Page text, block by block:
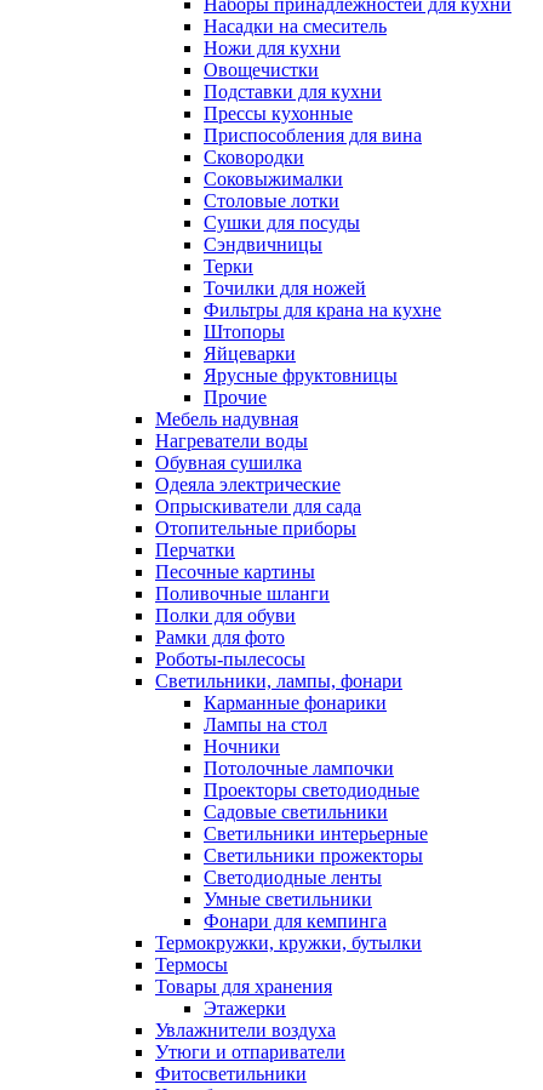
Наборы принадлежностей для кухни
Насадки на смеситель
Ножи для кухни
Овощечистки
Подставки для кухни
Прессы кухонные
Приспособления для вина
Сковородки
Соковыжималки
Столовые лотки
Сушки для посуды
Сэндвичницы
Терки
Точилки для ножей
Фильтры для крана на кухне
Штопоры
Яйцеварки
Ярусные фруктовницы
Прочие
Мебель надувная
Нагреватели воды
Обувная сушилка
Одеяла электрические
Опрыскиватели для сада
Отопительные приборы
Перчатки
Песочные картины
Поливочные шланги
Полки для обуви
Рамки для фото
Роботы-пылесосы
Светильники, лампы, фонари
Карманные фонарики
Лампы на стол
Ночники
Потолочные лампочки
Проекторы светодиодные
Садовые светильники
Светильники интерьерные
Светильники прожекторы
Светодиодные ленты
Умные светильники
Фонари для кемпинга
Термокружки, кружки, бутылки
Термосы
Товары для хранения
Этажерки
Увлажнители воздуха
Утюги и отпариватели
Фитосветильники